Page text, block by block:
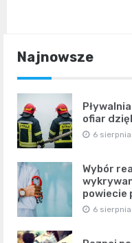
Najnowsze
ofiar
6
Wybór
powiecie
6